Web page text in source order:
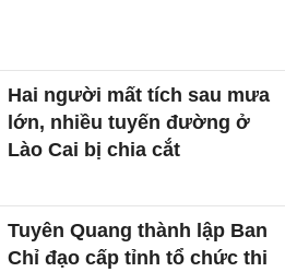
Hai người mất tích sau mưa
lớn, nhiều tuyến đường ở
Lào Cai bị chia cắt
Tuyên Quang thành lập Ban
Chỉ đạo cấp tỉnh tổ chức thi